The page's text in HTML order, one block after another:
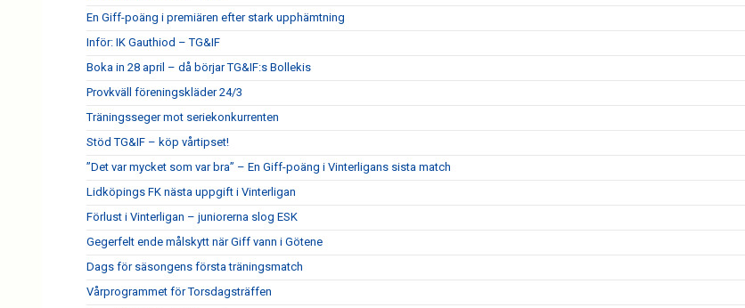
En Giff-poäng i premiären efter stark upphämtning
Inför: IK Gauthiod – TG&IF
Boka in 28 april – då börjar TG&IF:s Bollekis
Provkväll föreningskläder 24/3
Träningsseger mot seriekonkurrenten
Stöd TG&IF – köp vårtipset!
”Det var mycket som var bra” – En Giff-poäng i Vinterligans sista match
Lidköpings FK nästa uppgift i Vinterligan
Förlust i Vinterligan – juniorerna slog ESK
Gegerfelt ende målskytt när Giff vann i Götene
Dags för säsongens första träningsmatch
Vårprogrammet för Torsdagsträffen